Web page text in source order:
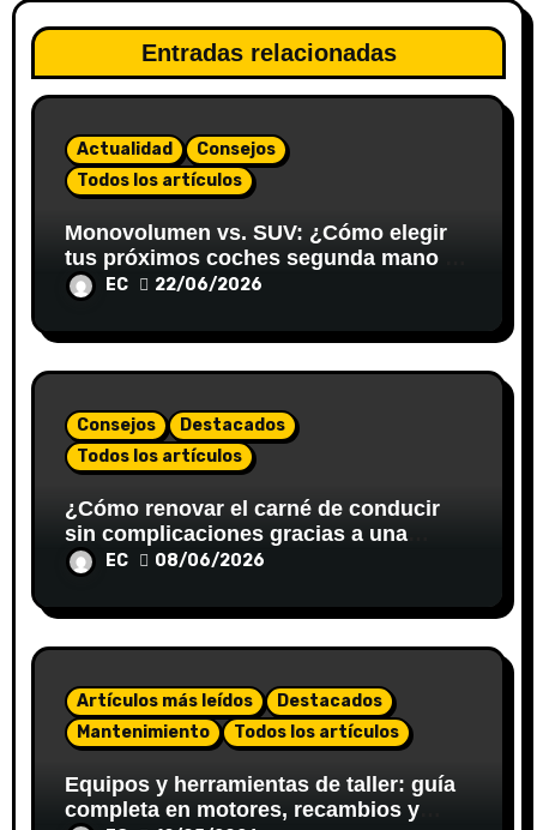
Entradas relacionadas
Actualidad
Consejos
Todos los artículos
Monovolumen vs. SUV: ¿Cómo elegir
tus próximos coches segunda mano en
Valladolid para viajar en familia?
EC 22/06/2026
Consejos
Destacados
Todos los artículos
¿Cómo renovar el carné de conducir
sin complicaciones gracias a una
gestoría?
EC 08/06/2026
Artículos más leídos
Destacados
Mantenimiento
Todos los artículos
Equipos y herramientas de taller: guía
completa en motores, recambios y